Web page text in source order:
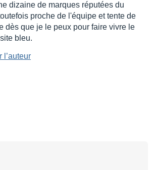
dizaine de marques réputées du
proche de l'équipe et tente de
dès que je le peux pour faire vivre le
bleu.
l’auteur